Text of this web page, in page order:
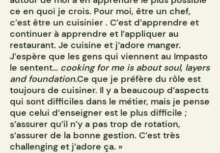
ce en quoi je crois. Pour moi, être un chef,
c’est être un cuisinier . C’est d’apprendre et
continuer à apprendre et l’appliquer au
restaurant. Je cuisine et j’adore manger.
J’espère que les gens qui viennent au Impasto
le sentent… cooking for me is about soul, layers
and foundation.Ce que je préfère du rôle est
toujours de cuisiner. Il y a beaucoup d’aspects
qui sont difficiles dans le métier, mais je pense
que celui d’enseigner est le plus difficile ;
s’assurer qu’il n’y a pas trop de rotation,
s’assurer de la bonne gestion. C’est très
challenging et j’adore ça. »